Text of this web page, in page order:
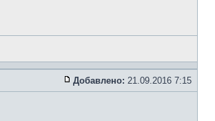
Добавлено: 21.09.2016 7:15